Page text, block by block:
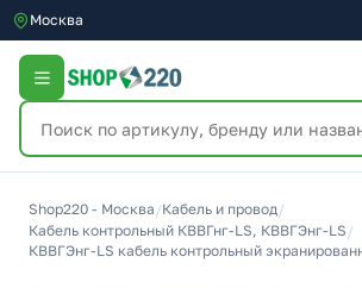
Москва
Shop220 - Москва /Кабель и провод/
Кабель контрольный КВВГнг-LS, КВВГЭнг-LS /
КВВГЭнг-LS кабель контрольный